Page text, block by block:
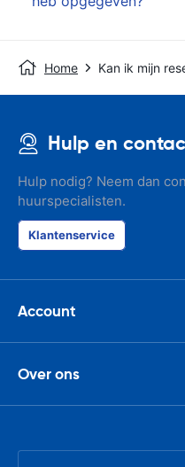
Home Kan ik mijn
Hulp en
Hulp nodig? Neem dan
huurspecialisten.
Klantenservice
Account
Over ons